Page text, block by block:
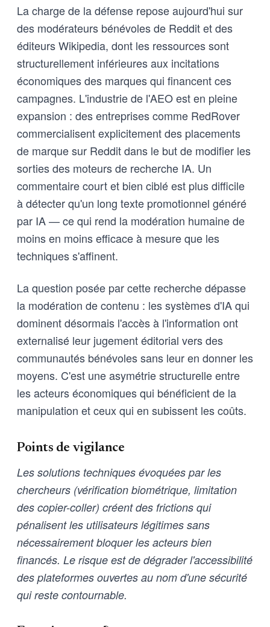
La charge de la défense repose aujourd'hui sur
des modérateurs bénévoles de Reddit et des
éditeurs Wikipedia, dont les ressources sont
structurellement inférieures aux incitations
économiques des marques qui financent ces
campagnes. L'industrie de l'AEO est en pleine
expansion : des entreprises comme RedRover
commercialisent explicitement des placements
de marque sur Reddit dans le but de modifier les
sorties des moteurs de recherche IA. Un
commentaire court et bien ciblé est plus difficile
à détecter qu'un long texte promotionnel généré
par IA — ce qui rend la modération humaine de
moins en moins efficace à mesure que les
techniques s'affinent.
La question posée par cette recherche dépasse
la modération de contenu : les systèmes d'IA qui
dominent désormais l'accès à l'information ont
externalisé leur jugement éditorial vers des
communautés bénévoles sans leur en donner les
moyens. C'est une asymétrie structurelle entre
les acteurs économiques qui bénéficient de la
manipulation et ceux qui en subissent les coûts.
Points de vigilance
Les solutions techniques évoquées par les
chercheurs (vérification biométrique, limitation
des copier-coller) créent des frictions qui
pénalisent les utilisateurs légitimes sans
nécessairement bloquer les acteurs bien
financés. Le risque est de dégrader l'accessibilité
des plateformes ouvertes au nom d'une sécurité
qui reste contournable.